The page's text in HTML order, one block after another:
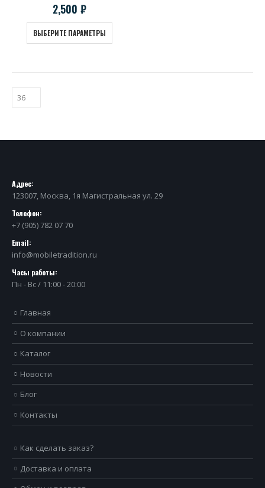
2,500 ₽
ВЫБЕРИТЕ ПАРАМЕТРЫ
Адрес:
123007, Москва, 1я Магистральная ул. 29
Телефон:
+7 (905) 782 07 70
Email:
info@mobiletradition.ru
Часы работы:
Пн - Вс / 11:00 - 20:00
Главная
О компании
Каталог
Новости
Блог
Контакты
Как сделать заказ?
Доставка и оплата